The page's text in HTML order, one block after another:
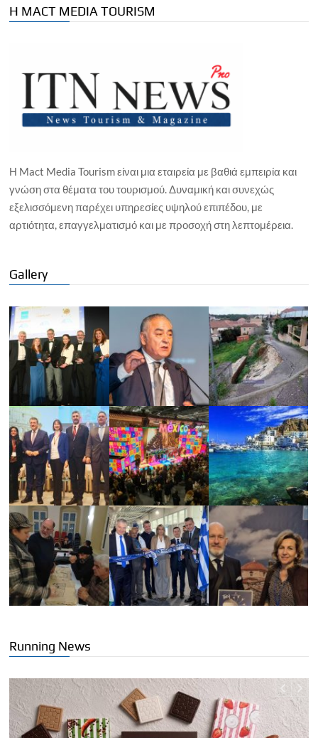
Η MACT MEDIA TOURISM
Η Mact Media Tourism είναι μια εταιρεία με βαθιά εμπειρία και
γνώση στα θέματα του τουρισμού. Δυναμική και συνεχώς
εξελισσόμενη παρέχει υπηρεσίες υψηλού επιπέδου, με
αρτιότητα, επαγγελματισμό και με προσοχή στη λεπτομέρεια.
Gallery
Running News